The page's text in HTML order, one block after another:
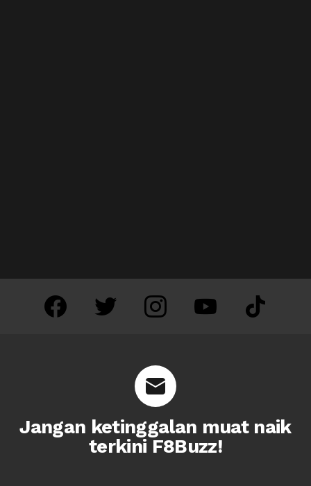
facebook twitter instagram tiktok
Jangan ketinggalan muat naik
terkini F8Buzz!